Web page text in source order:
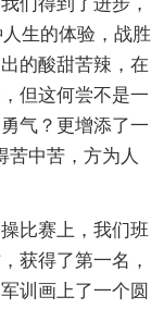
人生的体验，战胜
的酸甜苦辣，在
但这何尝不是一
气？更增添了一
苦中苦，方为人
比赛上，我们班
获得了第一名，
训画上了一个圆